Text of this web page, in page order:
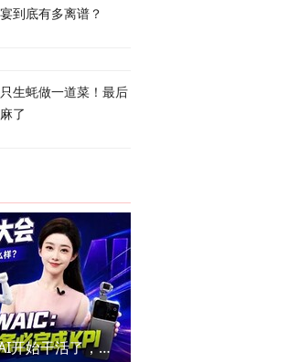
到底有多离谱？
只生蚝做一道菜！最后
了
世界人工智能大会：AI开始干活了，但到底干的怎么样？萌新闯WAIC